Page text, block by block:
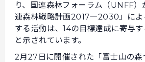
り、国連森林フォーラム（UNFF）
連森林戦略計画2017―2030」によ
する活動は、14の目標達成に寄与
と示されています。
2月27日に開催された「富士山の森